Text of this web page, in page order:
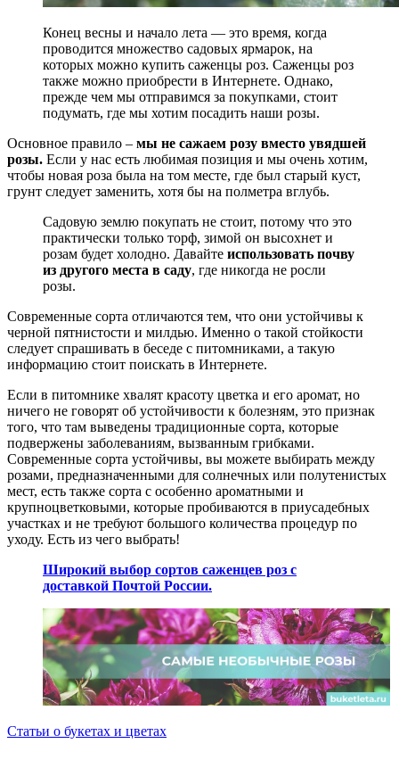
Конец весны и начало лета — это время, когда
проводится множество садовых ярмарок, на
которых можно купить саженцы роз. Саженцы роз
также можно приобрести в Интернете. Однако,
прежде чем мы отправимся за покупками, стоит
подумать, где мы хотим посадить наши розы.
Основное правило – мы не сажаем розу вместо увядшей
розы. Если у нас есть любимая позиция и мы очень хотим,
чтобы новая роза была на том месте, где был старый куст,
грунт следует заменить, хотя бы на полметра вглубь.
Садовую землю покупать не стоит, потому что это
практически только торф, зимой он высохнет и
розам будет холодно. Давайте использовать почву
из другого места в саду, где никогда не росли
розы.
Современные сорта отличаются тем, что они устойчивы к
черной пятнистости и милдью. Именно о такой стойкости
следует спрашивать в беседе с питомниками, а такую ​​
информацию стоит поискать в Интернете.
Если в питомнике хвалят красоту цветка и его аромат, но
ничего не говорят об устойчивости к болезням, это признак
того, что там выведены традиционные сорта, которые
подвержены заболеваниям, вызванным грибками.
Современные сорта устойчивы, вы можете выбирать между
розами, предназначенными для солнечных или полутенистых
мест, есть также сорта с особенно ароматными и
крупноцветковыми, которые пробиваются в приусадебных
участках и не требуют большого количества процедур по
уходу. Есть из чего выбрать!
Широкий выбор сортов саженцев роз с
доставкой Почтой России.
Статьи о букетах и цветах